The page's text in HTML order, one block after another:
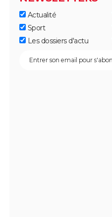
Actualité
Sport
Les dossiers d'actu